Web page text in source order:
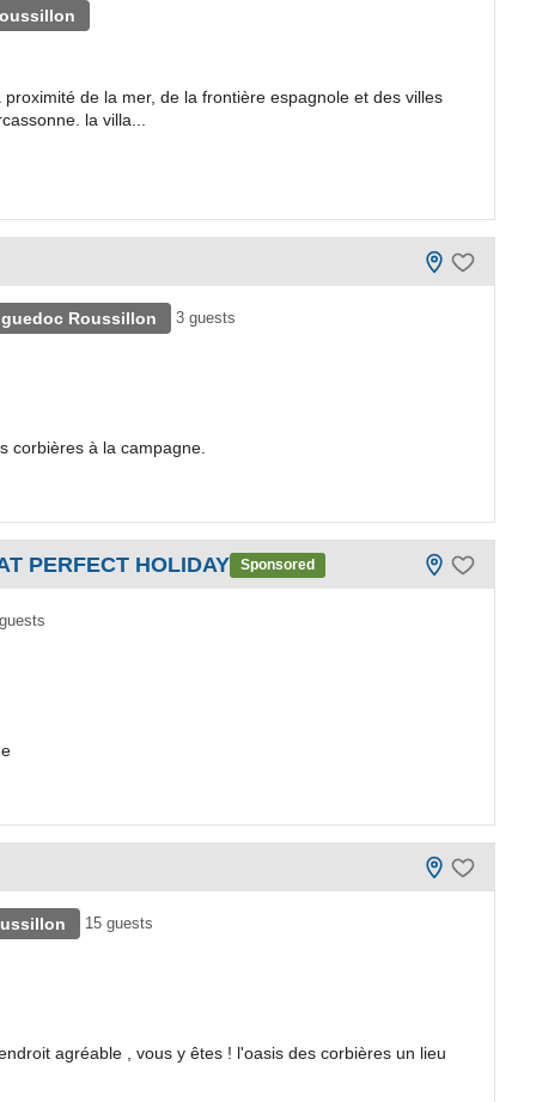
de la mer, de la frontière espagnole et des villes
la villa...
Roussillon 3 guests
corbières à la campagne.
PERFECT HOLIDAY Sponsored
15 guests
agréable , vous y êtes ! l'oasis des corbières un lieu